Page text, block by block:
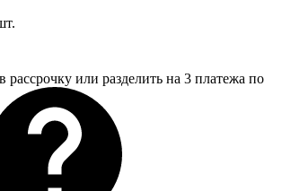
или разделить на 3 платежа по